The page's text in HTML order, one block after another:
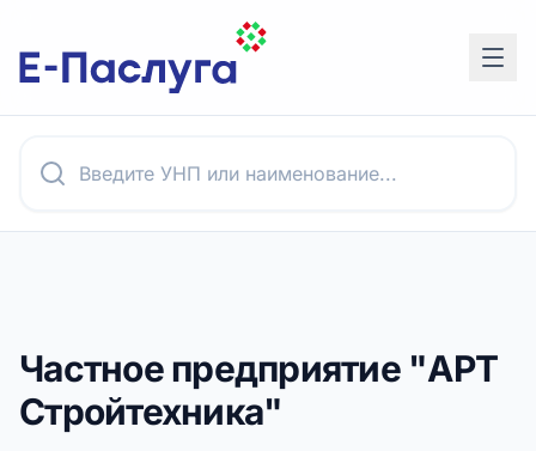
Частное предприятие "АРТ
Стройтехника"